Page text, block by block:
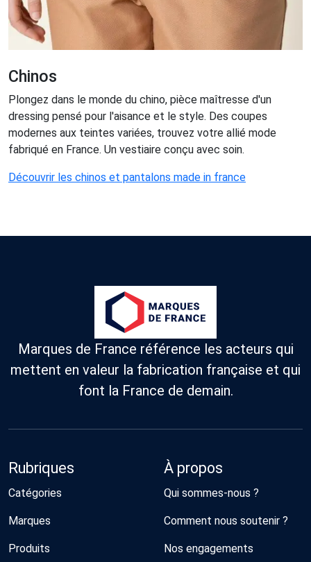
Chinos
Plongez dans le monde du chino, pièce maîtresse d'un
dressing pensé pour l'aisance et le style. Des coupes
modernes aux teintes variées, trouvez votre allié mode
fabriqué en France. Un vestiaire conçu avec soin.
Découvrir les chinos et pantalons made in france
Marques de France référence les acteurs qui
mettent en valeur la fabrication française et qui
font la France de demain.
Rubriques
Catégories
Marques
Produits
À propos
Qui sommes-nous ?
Comment nous soutenir ?
Nos engagements